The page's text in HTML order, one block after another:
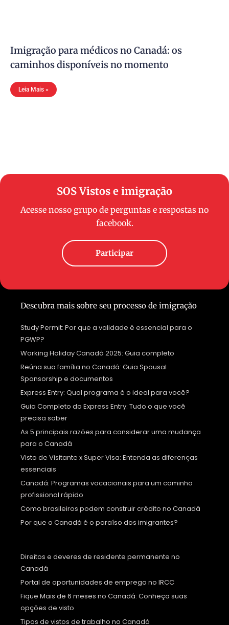
Imigração para médicos no Canadá: os
caminhos disponíveis no momento
Leia Mais »
SOS Vistos e imigração
Acesse nosso grupo de perguntas e respostas no
facebook.
Participar
Descubra mais sobre seu processo de imigração
Study Permit: Por que a validade é essencial para o
PGWP?
Working Holiday Canadá 2025: Guia completo
Reúna sua família no Canadá: Guia Spousal
Sponsorship e documentos
Express Entry: Qual programa é o ideal para você?
Guia Completo do Express Entry: Tudo o que você
precisa saber
As 5 principais razões para considerar uma mudança
para o Canadá
Visto de Visitante x Super Visa: Entenda as diferenças
essenciais
Canadá: Programas vocacionais para um caminho
profissional rápido
Como brasileiros podem construir crédito no Canadá
Por que o Canadá é o paraíso dos imigrantes?
Direitos e deveres de residente permanente no
Canadá
Portal de oportunidades de emprego no IRCC
Fique Mais de 6 meses no Canadá: Conheça suas
opções de visto
Tipos de vistos de trabalho no Canadá